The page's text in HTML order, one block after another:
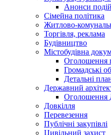
Анонси подій
Сімейна політика
Житлово-
Торгівля, реклама
Будівництво
Містобудівна
Оголошення
Громадські
Детальні
Державний
Довкілля
Перевезення
Публічні закупівлі
Цивільний захист